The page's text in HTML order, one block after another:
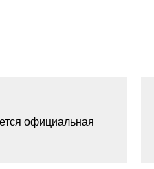
официальная